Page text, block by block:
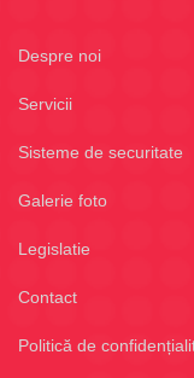
Despre noi
Servicii
Sisteme de securitate
Galerie foto
Legislatie
Contact
Politică de